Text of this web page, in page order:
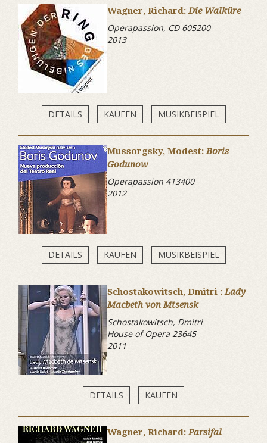
Wagner, Richard:Die Walküre
Operapassion, CD 605200
2013
DETAILS KAUFEN MUSIKBEISPIEL
Mussorgsky, Modest:Boris
Godunow
Operapassion 413400
2012
DETAILS KAUFEN MUSIKBEISPIEL
Schostakowitsch, Dmitri :Lady
Macbeth von Mtsensk
Schostakowitsch, Dmitri
House of Opera 23645
2011
DETAILS KAUFEN
Wagner, Richard:Parsifal